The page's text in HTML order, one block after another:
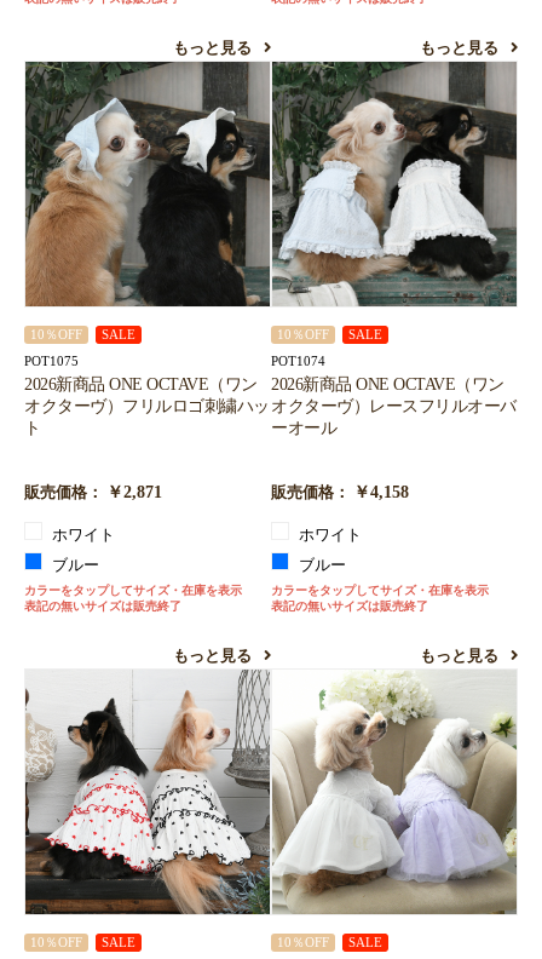
もっと見る もっと見る
10％OFF SALE
POT1075
2026新商品 ONE OCTAVE（ワン
オクターヴ）フリルロゴ刺繍ハッ
ト
販売価格： ￥2,871
ホワイト
ブルー
カラーをタップしてサイズ・在庫を表示
表記の無いサイズは販売終了
もっと見る
10％OFF SALE
POT1074
2026新商品 ONE OCTAVE（ワン
オクターヴ）レースフリルオーバ
ーオール
販売価格： ￥4,158
ホワイト
ブルー
カラーをタップしてサイズ・在庫を表示
表記の無いサイズは販売終了
もっと見る
10％OFF SALE 10％OFF SALE